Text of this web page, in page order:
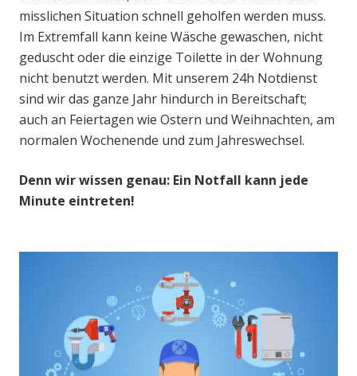
misslichen Situation schnell geholfen werden muss.
Im Extremfall kann keine Wäsche gewaschen, nicht
geduscht oder die einzige Toilette in der Wohnung
nicht benutzt werden. Mit unserem 24h Notdienst
sind wir das ganze Jahr hindurch in Bereitschaft;
auch an Feiertagen wie Ostern und Weihnachten, am
normalen Wochenende und zum Jahreswechsel.
Denn wir wissen genau: Ein Notfall kann jede
Minute eintreten!